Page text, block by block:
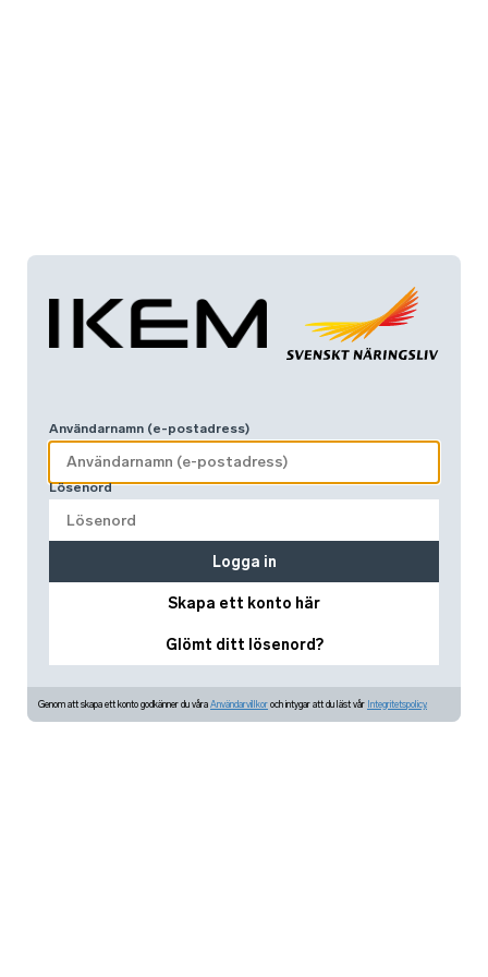
Användarnamn (e-postadress)
Lösenord
Skapa ett konto här
Glömt ditt lösenord?
Logga in
Genom att skapa ett konto godkänner du våra Användarvillkor och intygar att du läst vår Integritetspolicy.